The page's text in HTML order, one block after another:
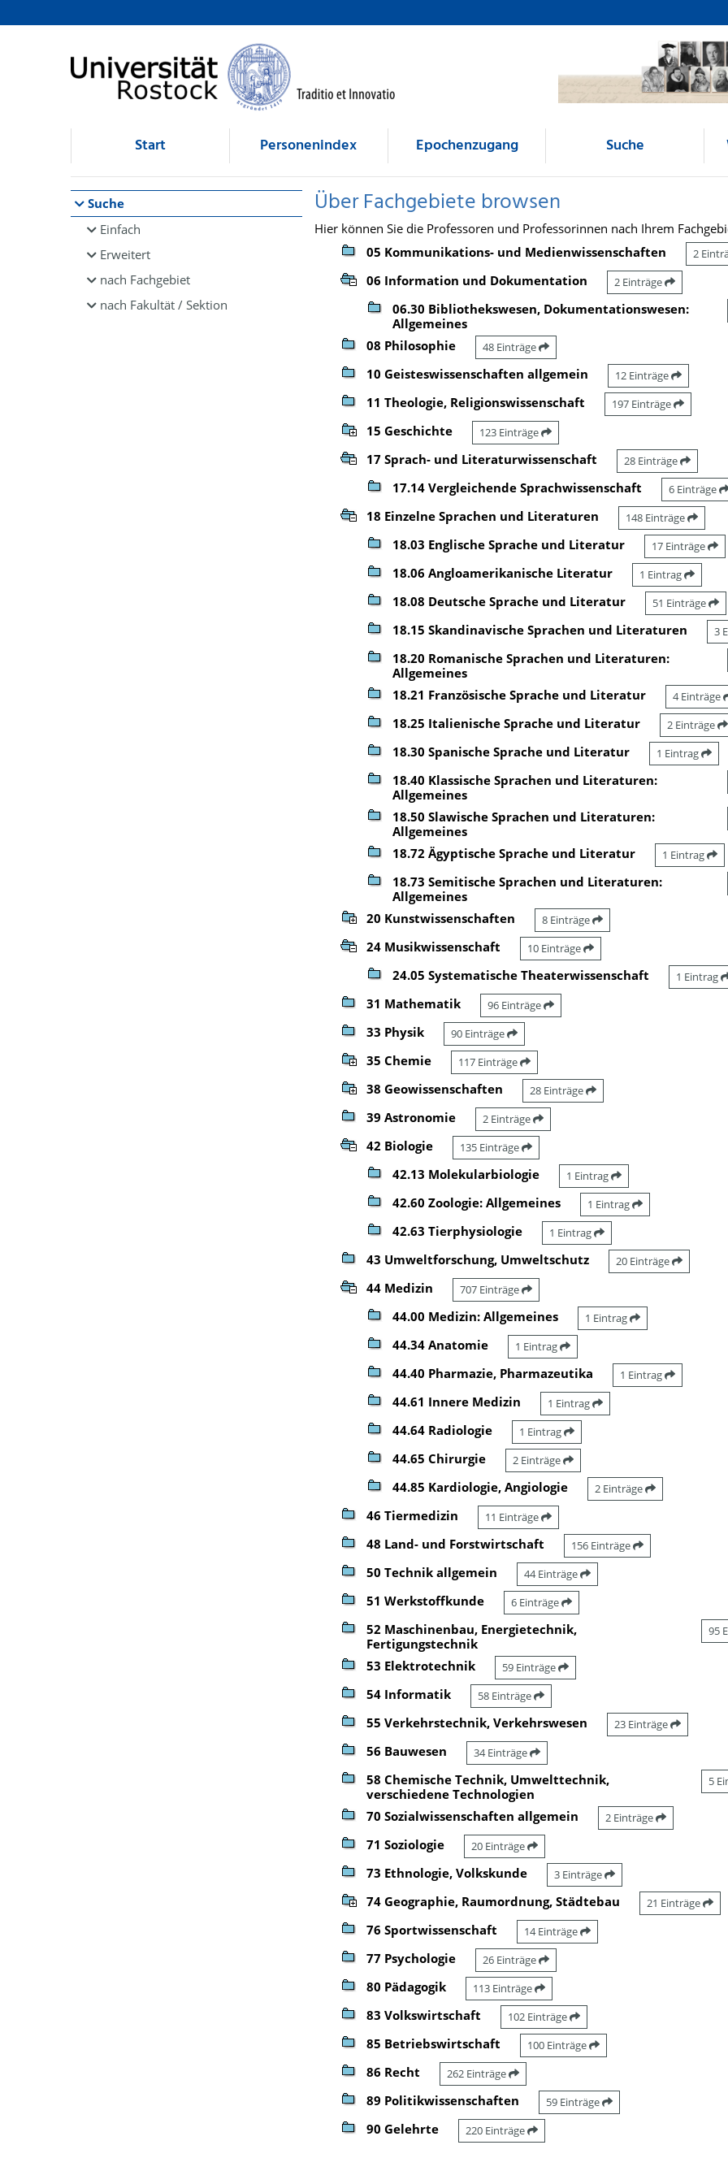
Browsen
direkt zum Inhalt
Start Personenindex Epochenzugang Suche
Suche
Einfach
Erweitert
nach Fachgebiet
nach Fakultät / Sektion
Über Fachgebiete browsen
Hier können Sie die Professoren und Professorinnen nach Ihrem
05 Kommunikations- und Medienwissenschaften
2
06 Information und Dokumentation 2 Einträge
06.30 Bibliothekswesen, Dokumentationswesen:
Allgemeines
08 Philosophie 48 Einträge
10 Geisteswissenschaften allgemein 12 Einträge
11 Theologie, Religionswissenschaft 197 Einträge
15 Geschichte 123 Einträge
17 Sprach- und Literaturwissenschaft 28 Einträge
17.14 Vergleichende Sprachwissenschaft 6 Einträge
18 Einzelne Sprachen und Literaturen 148 Einträge
18.03 Englische Sprache und Literatur 17 Einträge
18.06 Angloamerikanische Literatur 1 Eintrag
18.08 Deutsche Sprache und Literatur 51 Einträge
18.15 Skandinavische Sprachen und Literaturen 3
18.20 Romanische Sprachen und Literaturen:
Allgemeines
18.21 Französische Sprache und Literatur 4 Einträge
18.25 Italienische Sprache und Literatur 2 Einträge
18.30 Spanische Sprache und Literatur 1 Eintrag
18.40 Klassische Sprachen und Literaturen:
Allgemeines
18.50 Slawische Sprachen und Literaturen:
Allgemeines
18.72 Ägyptische Sprache und Literatur 1 Eintrag
18.73 Semitische Sprachen und Literaturen:
Allgemeines
20 Kunstwissenschaften 8 Einträge
24 Musikwissenschaft 10 Einträge
24.05 Systematische Theaterwissenschaft 1 Eintrag
31 Mathematik 96 Einträge
33 Physik 90 Einträge
35 Chemie 117 Einträge
38 Geowissenschaften 28 Einträge
39 Astronomie 2 Einträge
42 Biologie 135 Einträge
42.13 Molekularbiologie 1 Eintrag
42.60 Zoologie: Allgemeines 1 Eintrag
42.63 Tierphysiologie 1 Eintrag
43 Umweltforschung, Umweltschutz 20 Einträge
44 Medizin 707 Einträge
44.00 Medizin: Allgemeines 1 Eintrag
44.34 Anatomie 1 Eintrag
44.40 Pharmazie, Pharmazeutika 1 Eintrag
44.61 Innere Medizin 1 Eintrag
44.64 Radiologie 1 Eintrag
44.65 Chirurgie 2 Einträge
44.85 Kardiologie, Angiologie 2 Einträge
46 Tiermedizin 11 Einträge
48 Land- und Forstwirtschaft 156 Einträge
50 Technik allgemein 44 Einträge
51 Werkstoffkunde 6 Einträge
52 Maschinenbau, Energietechnik,
Fertigungstechnik
95
53 Elektrotechnik 59 Einträge
54 Informatik 58 Einträge
55 Verkehrstechnik, Verkehrswesen 23 Einträge
56 Bauwesen 34 Einträge
58 Chemische Technik, Umwelttechnik,
verschiedene Technologien
5
70 Sozialwissenschaften allgemein 2 Einträge
71 Soziologie 20 Einträge
73 Ethnologie, Volkskunde 3 Einträge
74 Geographie, Raumordnung, Städtebau 21 Einträge
76 Sportwissenschaft 14 Einträge
77 Psychologie 26 Einträge
80 Pädagogik 113 Einträge
83 Volkswirtschaft 102 Einträge
85 Betriebswirtschaft 100 Einträge
86 Recht 262 Einträge
89 Politikwissenschaften 59 Einträge
90 Gelehrte 220 Einträge